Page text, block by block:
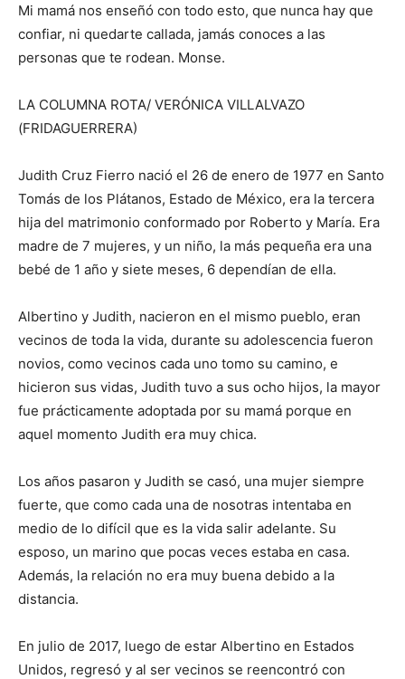
Mi mamá nos enseñó con todo esto, que nunca hay que
confiar, ni quedarte callada, jamás conoces a las
personas que te rodean. Monse.
LA COLUMNA ROTA/ VERÓNICA VILLALVAZO
(FRIDAGUERRERA)
Judith Cruz Fierro nació el 26 de enero de 1977 en Santo
Tomás de los Plátanos, Estado de México, era la tercera
hija del matrimonio conformado por Roberto y María. Era
madre de 7 mujeres, y un niño, la más pequeña era una
bebé de 1 año y siete meses, 6 dependían de ella.
Albertino y Judith, nacieron en el mismo pueblo, eran
vecinos de toda la vida, durante su adolescencia fueron
novios, como vecinos cada uno tomo su camino, e
hicieron sus vidas, Judith tuvo a sus ocho hijos, la mayor
fue prácticamente adoptada por su mamá porque en
aquel momento Judith era muy chica.
Los años pasaron y Judith se casó, una mujer siempre
fuerte, que como cada una de nosotras intentaba en
medio de lo difícil que es la vida salir adelante. Su
esposo, un marino que pocas veces estaba en casa.
Además, la relación no era muy buena debido a la
distancia.
En julio de 2017, luego de estar Albertino en Estados
Unidos, regresó y al ser vecinos se reencontró con